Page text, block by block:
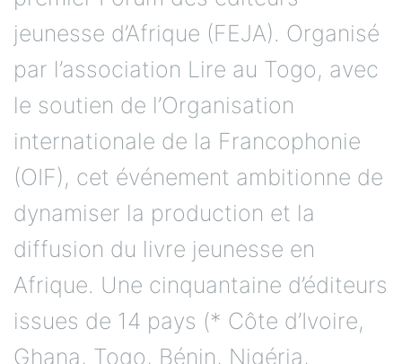
jeunesse d’Afrique (FEJA). Organisé
par l’association Lire au Togo, avec
le soutien de l’Organisation
internationale de la Francophonie
(OIF), cet événement ambitionne de
dynamiser la production et la
diffusion du livre jeunesse en
Afrique. Une cinquantaine d’éditeurs
issues de 14 pays (* Côte d’Ivoire,
Ghana, Togo, Bénin, Nigéria,